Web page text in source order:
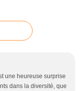
une heureuse surprise
dans la diversité, que